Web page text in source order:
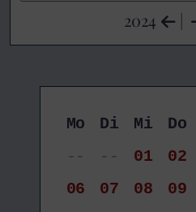
2024 |
Mo Di Mi Do
--
-- 01 02
06
07 08 09